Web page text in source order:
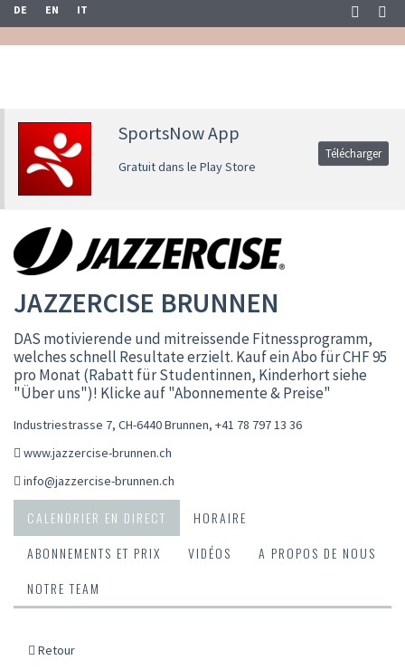
DE EN IT
SportsNow App
Gratuit dans le Play Store
Télécharger
JAZZERCISE BRUNNEN
DAS motivierende und mitreissende Fitnessprogramm,
welches schnell Resultate erzielt. Kauf ein Abo für CHF 95
pro Monat (Rabatt für Studentinnen, Kinderhort siehe
"Über uns")! Klicke auf "Abonnemente & Preise"
Industriestrasse 7, CH-6440 Brunnen, +41 78 797 13 36
www.jazzercise-brunnen.ch
info@jazzercise-brunnen.ch
CALENDRIER EN DIRECT
HORAIRE
ABONNEMENTS ET PRIX
VIDÉOS
A PROPOS DE NOUS
NOTRE TEAM
Retour